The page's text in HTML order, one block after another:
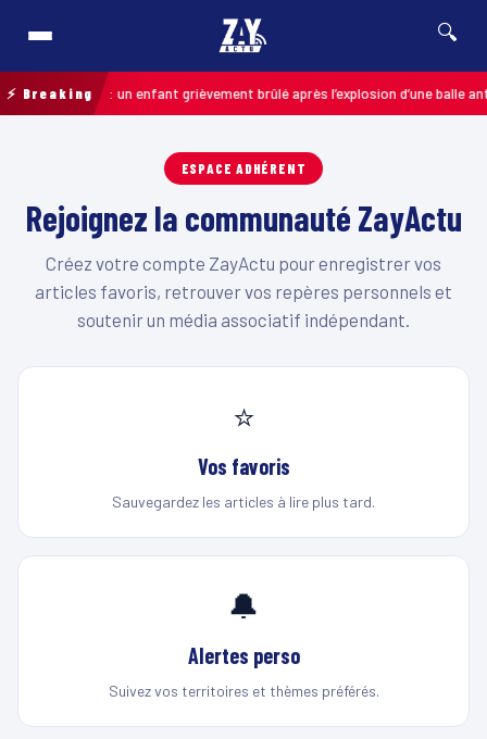
🔍
⚡ Breaking
Pas-de-Calais : un enfant grièvement brûlé après l’explosion d’une balle
ESPACE ADHÉRENT
Rejoignez la communauté ZayActu
Créez votre compte ZayActu pour enregistrer vos
articles favoris, retrouver vos repères personnels et
soutenir un média associatif indépendant.
⭐
Vos favoris
Sauvegardez les articles à lire plus tard.
🔔
Alertes perso
Suivez vos territoires et thèmes préférés.